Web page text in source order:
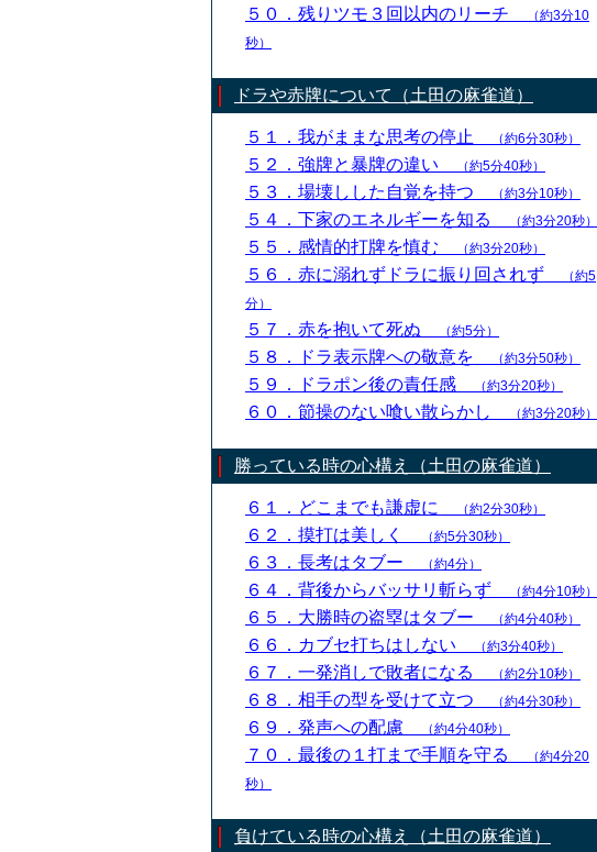
５０．残りツモ３回以内のリーチ
（約3分10
秒）
ドラや赤牌について（土田の麻雀道）
５１．我がままな思考の停止 （約6分30秒）
５２．強牌と暴牌の違い （約5分40秒）
５３．場壊しした自覚を持つ （約3分10秒）
５４．下家のエネルギーを知る （約3分20秒）
５５．感情的打牌を慎む （約3分20秒）
５６．赤に溺れずドラに振り回されず
（約5
分）
５７．赤を抱いて死ぬ （約5分）
５８．ドラ表示牌への敬意を （約3分50秒）
５９．ドラポン後の責任感 （約3分20秒）
６０．節操のない喰い散らかし （約3分20秒）
勝っている時の心構え（土田の麻雀道）
６１．どこまでも謙虚に （約2分30秒）
６２．摸打は美しく （約5分30秒）
６３．長考はタブー （約4分）
６４．背後からバッサリ斬らず （約4分10秒）
６５．大勝時の盗塁はタブー （約4分40秒）
６６．カブセ打ちはしない （約3分40秒）
６７．一発消しで敗者になる （約2分10秒）
６８．相手の型を受けて立つ （約4分30秒）
６９．発声への配慮 （約4分40秒）
７０．最後の１打まで手順を守る
（約4分20
秒）
負けている時の心構え（土田の麻雀道）